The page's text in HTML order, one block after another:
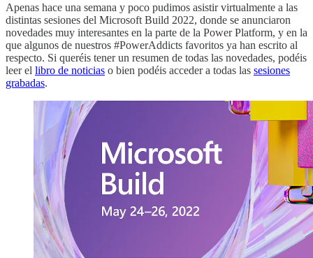
Apenas hace una semana y poco pudimos asistir virtualmente a las
distintas sesiones del Microsoft Build 2022, donde se anunciaron
novedades muy interesantes en la parte de la Power Platform, y en la
que algunos de nuestros #PowerAddicts favoritos ya han escrito al
respecto. Si queréis tener un resumen de todas las novedades, podéis
leer el libro de noticias o bien podéis acceder a todas las sesiones
grabadas.